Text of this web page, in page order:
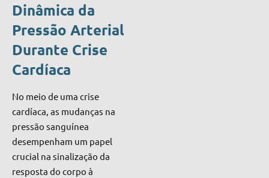
Dinâmica da
Pressão Arterial
Durante Crise
Cardíaca
No meio de uma crise
cardíaca, as mudanças na
pressão sanguínea
desempenham um papel
crucial na sinalização da
resposta do corpo à